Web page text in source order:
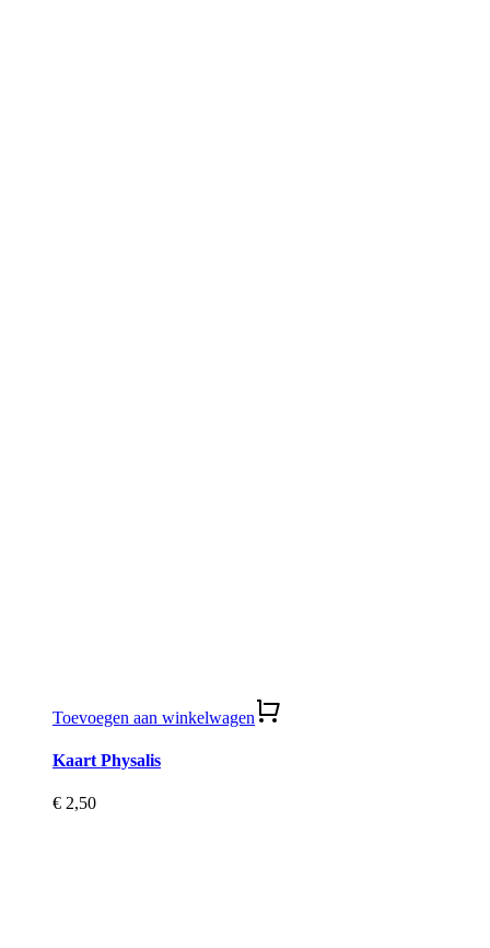
Toevoegen aan winkelwagen
Kaart Physalis
€ 2,50